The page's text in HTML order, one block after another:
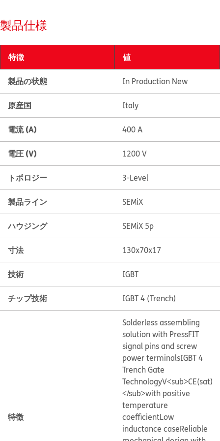
製品仕様
特徴 値
製品の状態 In Production New
原産国 Italy
電流 (A) 400 A
電圧 (V) 1200 V
トポロジー 3-Level
製品ライン SEMiX
ハウジング SEMiX 5p
寸法 130x70x17
技術 IGBT
チップ技術 IGBT 4 (Trench)
特徴
Solderless assembling
solution with PressFIT
signal pins and screw
power terminalsIGBT 4
Trench Gate
TechnologyV<sub>CE(sat)
</sub>with positive
temperature
coefficientLow
inductance caseReliable